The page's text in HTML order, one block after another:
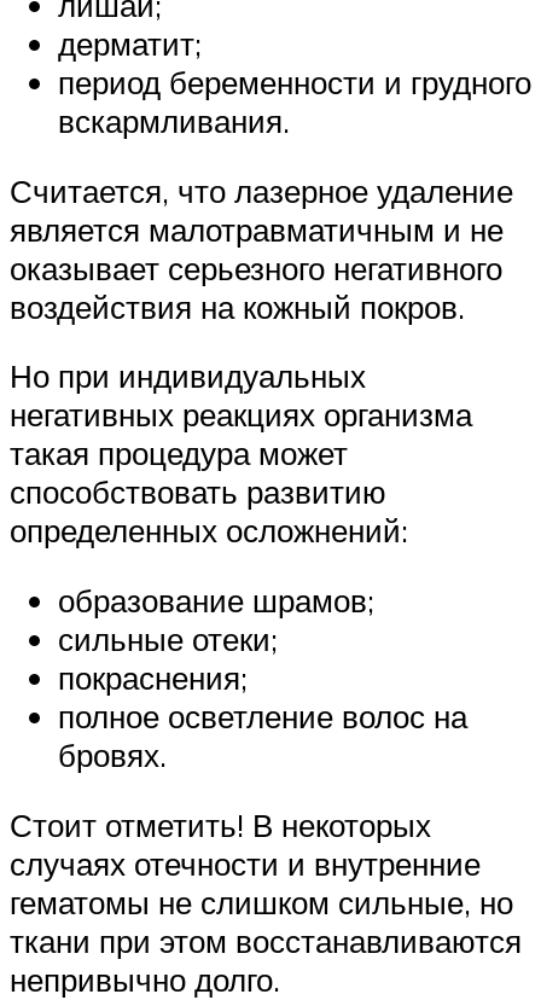
дерматит;
период беременности и грудного
вскармливания.
Считается, что лазерное удаление
является малотравматичным и не
оказывает серьезного негативного
воздействия на кожный покров.
Но при индивидуальных
негативных реакциях организма
такая процедура может
способствовать развитию
определенных осложнений:
образование шрамов;
сильные отеки;
покраснения;
полное осветление волос на
бровях.
Стоит отметить! В некоторых
случаях отечности и внутренние
гематомы не слишком сильные, но
ткани при этом восстанавливаются
непривычно долго.